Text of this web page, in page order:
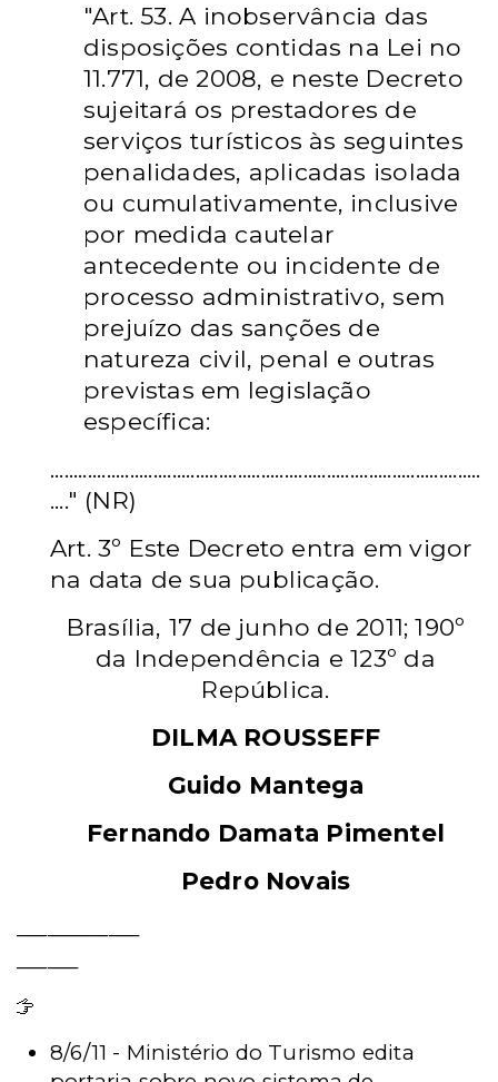
"Art. 53. A inobservância das
disposições contidas na Lei no
11.771, de 2008, e neste Decreto
sujeitará os prestadores de
serviços turísticos às seguintes
penalidades, aplicadas isolada
ou cumulativamente, inclusive
por medida cautelar
antecedente ou incidente de
processo administrativo, sem
prejuízo das sanções de
natureza civil, penal e outras
previstas em legislação
específica:
............................................................................................
...." (NR)
Art. 3º Este Decreto entra em vigor
na data de sua publicação.
Brasília, 17 de junho de 2011; 190º
da Independência e 123º da
República.
DILMA ROUSSEFF
Guido Mantega
Fernando Damata Pimentel
Pedro Novais
8/6/11 - Ministério do Turismo edita